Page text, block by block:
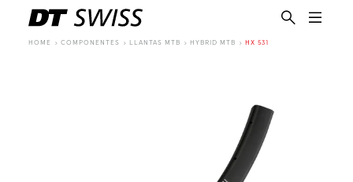
HOME COMPONENTES LLANTAS MTB HYBRID MTB HX 531